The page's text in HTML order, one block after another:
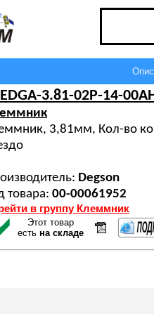
3.81-02P-14-
3,81мм, Кол-во
Degson
товара: 00-00061952
в группу Клеммник
Этот товар
есть на складе